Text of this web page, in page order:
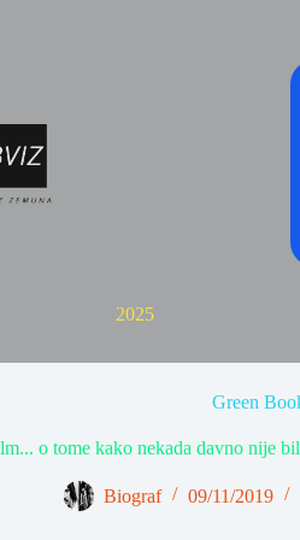
2025
Green
o tome kako nekada davno nije
Biograf 09/11/2019